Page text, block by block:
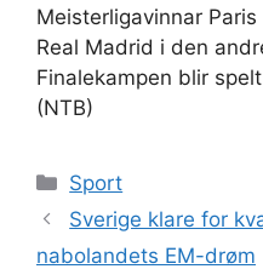
Meisterligavinnar
Real Madrid i den
Finalekampen blir
(NTB)
Kategorier
Sport
Sverige klare for
nabolandets EM-drøm